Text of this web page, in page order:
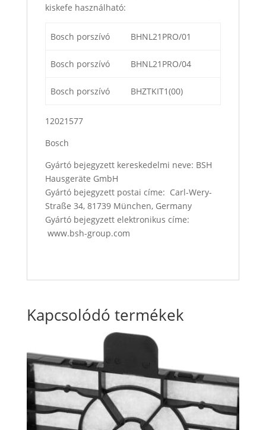
kiskefe használható:
Bosch porszívó BHNL21PRO/01
Bosch porszívó BHNL21PRO/04
Bosch porszívó BHZTKIT1(00)
12021577
Bosch
Gyártó bejegyzett kereskedelmi neve: BSH
Hausgeräte GmbH
Gyártó bejegyzett postai címe: Carl-Wery-
Straße 34, 81739 München, Germany
Gyártó bejegyzett elektronikus címe:
www.bsh-group.com
Kapcsolódó termékek